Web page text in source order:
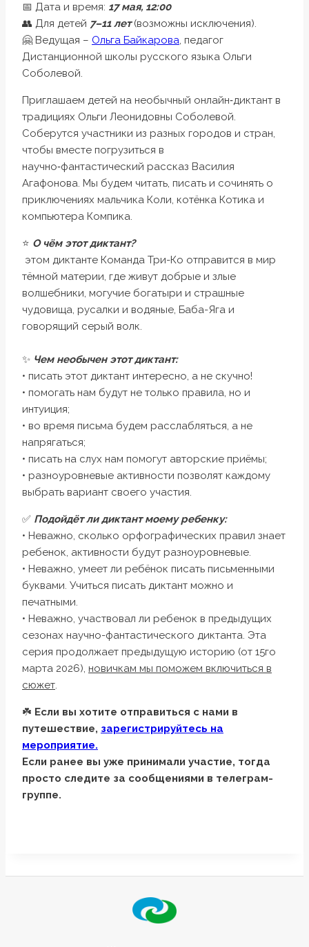
📅 Дата и время: 17 мая, 12:00
👥 Для детей 7–11 лет(возможны исключения).
🤗 Ведущая – Ольга Байкарова, педагог
Дистанционной школы русского языка Ольги
Соболевой.
Приглашаем детей на необычный онлайн‑диктант в
традициях Ольги Леонидовны Соболевой.
Соберутся участники из разных городов и стран,
чтобы вместе погрузиться в
научно‑фантастический рассказ Василия
Агафонова. Мы будем читать, писать и сочинять о
приключениях мальчика Коли, котёнка Котика и
компьютера Компика.
⭐️ О чём этот диктант?
этом диктанте Команда Три-Ко отправится в мир
тёмной материи, где живут добрые и злые
волшебники, могучие богатыри и страшные
чудовища, русалки и водяные, Баба-Яга и
говорящий серый волк.
✨ Чем необычен этот диктант:
• писать этот диктант интересно, а не скучно!
• помогать нам будут не только правила, но и
интуиция;
• во время письма будем расслабляться, а не
напрягаться;
• писать на слух нам помогут авторские приёмы;
• разноуровневые активности позволят каждому
выбрать вариант своего участия.
✅ Подойдёт ли диктант моему ребенку:
• Неважно, сколько орфографических правил знает
ребенок, активности будут разноуровневые.
• Неважно, умеет ли ребёнок писать письменными
буквами. Учиться писать диктант можно и
печатными.
• Неважно, участвовал ли ребенок в предыдущих
сезонах научно-фантастического диктанта. Эта
серия продолжает предыдущую историю (от 15го
марта 2026), новичкам мы поможем включиться в
сюжет.
☘️ Если вы хотите отправиться с нами в
путешествие, зарегистрируйтесь на
мероприятие.
Если ранее вы уже принимали участие, тогда
просто следите за сообщениями в телеграм-
группе.